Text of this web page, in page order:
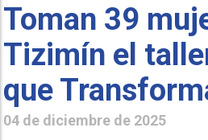
Toman 39
Tizimín el
que
04 de diciembre de 2025